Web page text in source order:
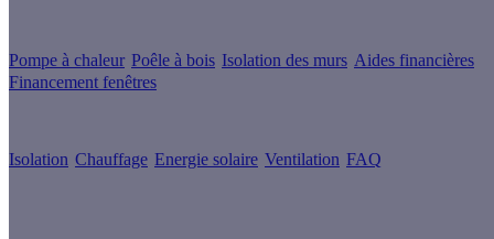
Pompe à chaleur Poêle à bois Isolation des murs Aides financières
Financement fenêtres
Isolation Chauffage Energie solaire Ventilation FAQ